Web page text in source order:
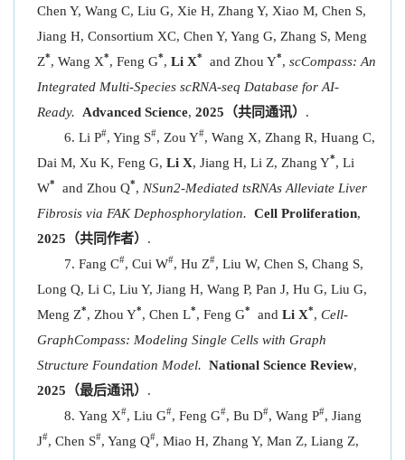
Chen Y, Wang C, Liu G, Xie H, Zhang Y, Xiao M, Chen S,
Jiang H, Consortium XC, Chen Y, Yang G, Zhang S, Meng
Z*, Wang X*, Feng G*, Li X* and Zhou Y*, scCompass: An
Integrated Multi-Species scRNA-seq Database for AI-
Ready.
Advanced Science, 2025 （共同通讯） .
Li P#, Ying S#, Zou Y#, Wang X, Zhang R, Huang C,
Dai M, Xu K, Feng G, Li X, Jiang H, Li Z, Zhang Y*, Li
W* and Zhou Q*, NSun2-Mediated tsRNAs Alleviate Liver
Fibrosis via FAK Dephosphorylation. Cell Proliferation,
2025（共同作者） .
Fang C#, Cui W#, Hu Z#, Liu W, Chen S, Chang S,
Long Q, Li C, Liu Y, Jiang H, Wang P, Pan J, Hu G, Liu G,
Meng Z*, Zhou Y*, Chen L*, Feng G* and Li X*, Cell-
GraphCompass: Modeling Single Cells with Graph
Structure Foundation Model. National Science Review,
2025（最后通讯） .
Yang X#, Liu G#, Feng G#, Bu D#, Wang P#, Jiang
J#, Chen S#, Yang Q#, Miao H, Zhang Y, Man Z, Liang Z,